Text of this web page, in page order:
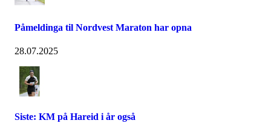
Påmeldinga til Nordvest Maraton har opna
28.07.2025
Siste: KM på Hareid i år også